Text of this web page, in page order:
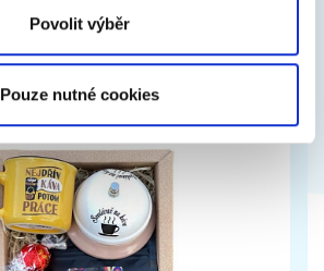
Povolit výběr
Pouze nutné cookies
Zobrazit více